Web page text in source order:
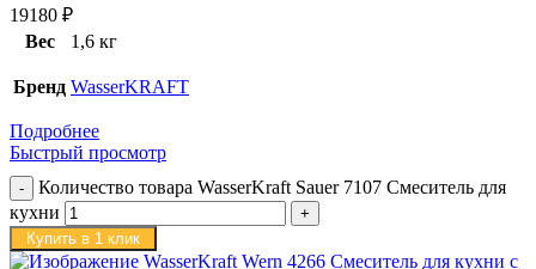
19180 ₽
Вес
1,6 кг
Бренд WasserKRAFT
Подробнее
Быстрый просмотр
Количество товара WasserKraft Sauer 7107 Смеситель для
кухни
Купить в 1 клик